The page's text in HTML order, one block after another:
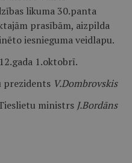
likuma 30.panta
prasībām, aizpilda
iesnieguma veidlapu.
1.oktobrī.
prezidents V.Dombrovskis
ministrs J.Bordāns